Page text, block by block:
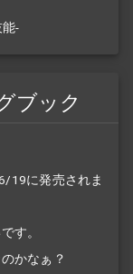
-
ブック
19に発売されま
す。
かなぁ？